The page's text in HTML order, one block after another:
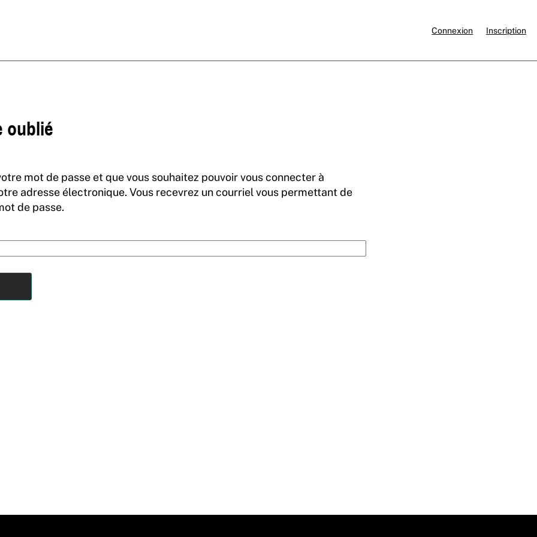
Connexion Inscription
oublié
mot de passe et que vous souhaitez pouvoir vous connecter à
adresse électronique. Vous recevrez un courriel vous permettant de
de passe.